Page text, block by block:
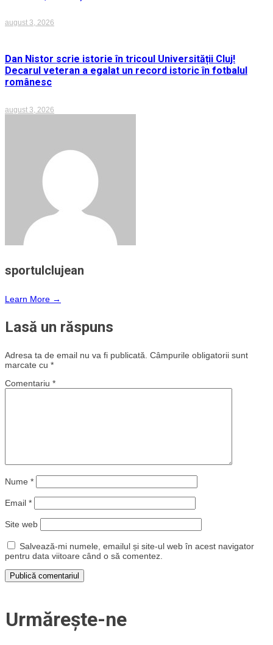
august 3, 2026
Dan Nistor scrie istorie în tricoul Universității Cluj!
Decarul veteran a egalat un record istoric în fotbalul
românesc
august 3, 2026
sportulclujean
Learn More →
Lasă un răspuns
Adresa ta de email nu va fi publicată. Câmpurile obligatorii sunt
marcate cu *
Comentariu *
Nume *
Email *
Site web
Salvează-mi numele, emailul și site-ul web în acest navigator
pentru data viitoare când o să comentez.
Urmărește-ne